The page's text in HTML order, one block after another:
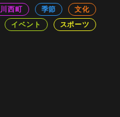
川西町 季節
文化
イベント
スポーツ